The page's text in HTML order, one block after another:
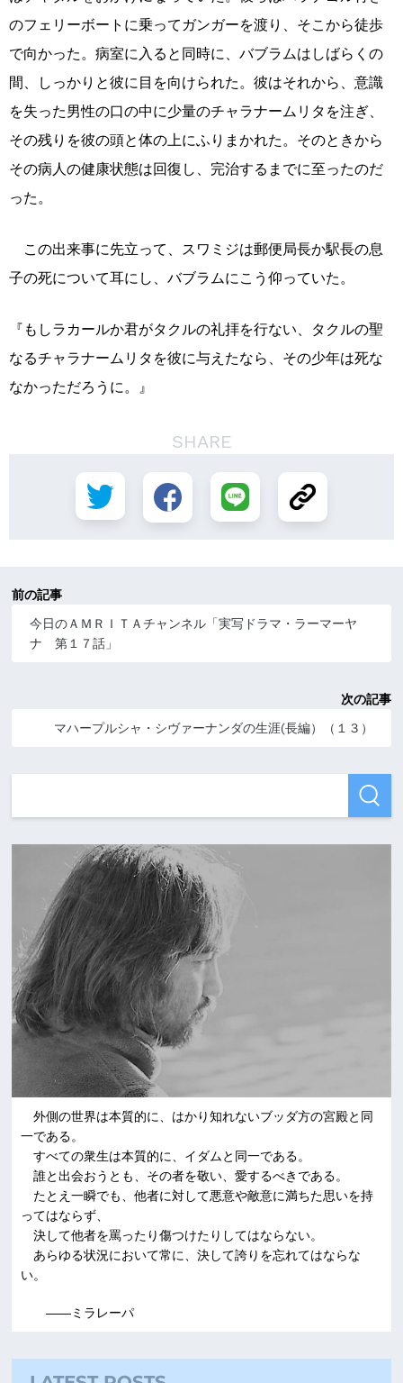
のフェリーボートに乗ってガンガーを渡り、そこから徒歩
で向かった。病室に入ると同時に、バブラムはしばらくの
間、しっかりと彼に目を向けられた。彼はそれから、意識
を失った男性の口の中に少量のチャラナームリタを注ぎ、
その残りを彼の頭と体の上にふりまかれた。そのときから
その病人の健康状態は回復し、完治するまでに至ったのだ
った。
この出来事に先立って、スワミジは郵便局長か駅長の息
子の死について耳にし、バブラムにこう仰っていた。
『もしラカールか君がタクルの礼拝を行ない、タクルの聖
なるチャラナームリタを彼に与えたなら、その少年は死な
なかっただろうに。』
SHARE
前の記事
今日のＡＭＲＩＴＡチャンネル「実写ドラマ・ラーマーヤ
ナ 第１７話」
次の記事
マハープルシャ・シヴァーナンダの生涯(長編）（１３）
外側の世界は本質的に、はかり知れないブッダ方の宮殿と同
一である。
すべての衆生は本質的に、イダムと同一である。
誰と出会おうとも、その者を敬い、愛するべきである。
たとえ一瞬でも、他者に対して悪意や敵意に満ちた思いを持
ってはならず、
決して他者を罵ったり傷つけたりしてはならない。
あらゆる状況において常に、決して誇りを忘れてはならな
い。
――ミラレーパ